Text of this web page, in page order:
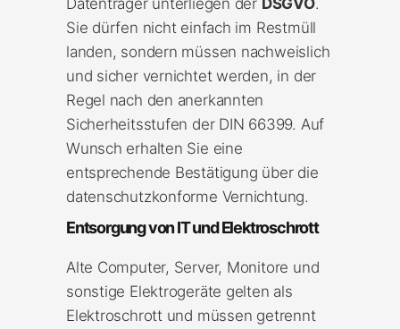
Sie dürfen nicht einfach im Restmüll
landen, sondern müssen nachweislich
und sicher vernichtet werden, in der
Regel nach den anerkannten
Sicherheitsstufen der DIN 66399. Auf
Wunsch erhalten Sie eine
entsprechende Bestätigung über die
datenschutzkonforme Vernichtung.
Entsorgung von IT und Elektroschrott
Alte Computer, Server, Monitore und
sonstige Elektrogeräte gelten als
Elektroschrott und müssen getrennt